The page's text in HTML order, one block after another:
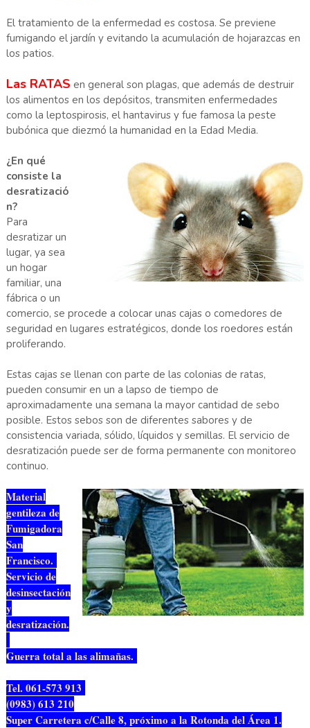
El tratamiento de la enfermedad es costosa. Se previene
fumigando el jardín y evitando la acumulación de hojarazcas en
los patios.
Las RATAS en general son plagas, que además de destruir
los alimentos en los depósitos, transmiten enfermedades
como la leptospirosis, el hantavirus y fue famosa la peste
bubónica que diezmó la humanidad en la Edad Media.
¿En qué
consiste la
desratizació
n?
Para
desratizar un
lugar, ya sea
un hogar
familiar, una
fábrica o un
comercio, se procede a colocar unas cajas o comedores de
seguridad en lugares estratégicos, donde los roedores están
proliferando.
Estas cajas se llenan con parte de las colonias de ratas,
pueden consumir en un a lapso de tiempo de
aproximadamente una semana la mayor cantidad de sebo
posible. Estos sebos son de diferentes sabores y de
consistencia variada, sólido, líquidos y semillas. El servicio de
desratización puede ser de forma permanente con monitoreo
continuo.
Material
gentileza de
Fumigadora
San
Francisco.
Servicio de
desinsectación
y
desratización.
Guerra total a las alimañas.
Tel. 061-573 913
(0983) 613 210
Super Carretera c/Calle 8, próximo a la Rotonda del Área 1.